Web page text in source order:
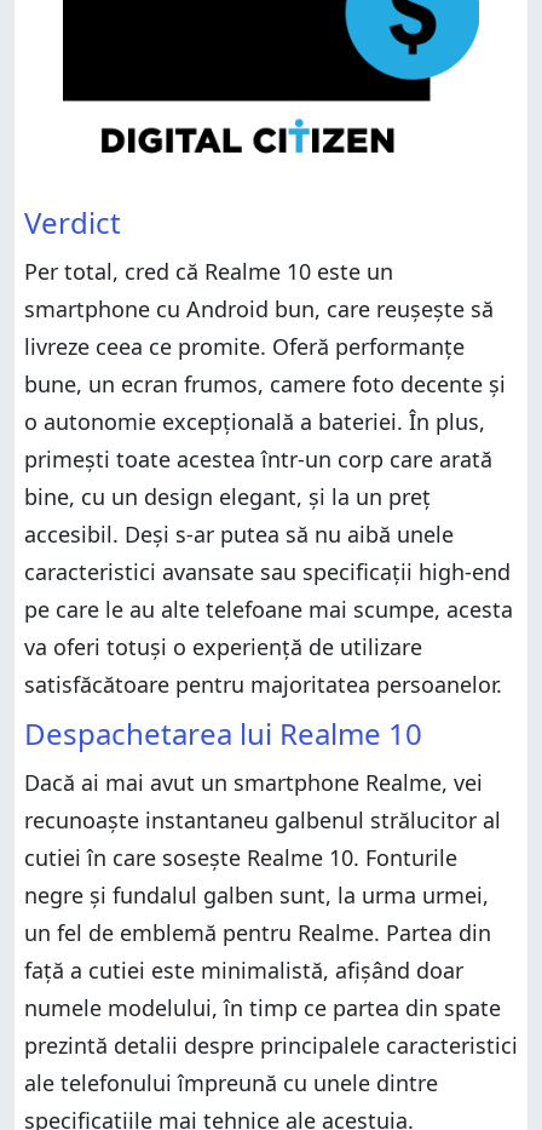
Verdict
Per total, cred că Realme 10 este un
smartphone cu Android bun, care reușește să
livreze ceea ce promite. Oferă performanțe
bune, un ecran frumos, camere foto decente și
o autonomie excepțională a bateriei. În plus,
primești toate acestea într-un corp care arată
bine, cu un design elegant, și la un preț
accesibil. Deși s-ar putea să nu aibă unele
caracteristici avansate sau specificații high-end
pe care le au alte telefoane mai scumpe, acesta
va oferi totuși o experiență de utilizare
satisfăcătoare pentru majoritatea persoanelor.
Despachetarea lui Realme 10
Dacă ai mai avut un smartphone Realme, vei
recunoaște instantaneu galbenul strălucitor al
cutiei în care sosește Realme 10. Fonturile
negre și fundalul galben sunt, la urma urmei,
un fel de emblemă pentru Realme. Partea din
față a cutiei este minimalistă, afișând doar
numele modelului, în timp ce partea din spate
prezintă detalii despre principalele caracteristici
ale telefonului împreună cu unele dintre
specificațiile mai tehnice ale acestuia.